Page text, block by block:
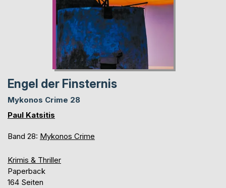
Engel der Finsternis
Mykonos Crime 28
Paul Katsitis
Band 28: Mykonos Crime
Krimis & Thriller
Paperback
164 Seiten